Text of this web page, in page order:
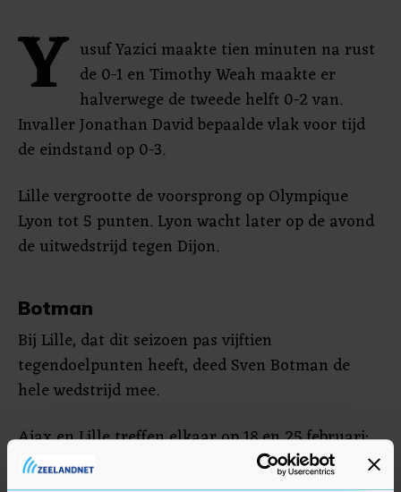
Y usuf Yazici maakte tien minuten na rust
de 0-1 en Timothy Weah maakte er
halverwege de tweede helft 0-2 van.
Invaller Jonathan David bepaalde vlak voor tijd
de eindstand op 0-3.
Lille vergrootte de voorsprong op Olympique
Lyon tot 5 punten. Lyon wacht later op de avond
de uitwedstrijd tegen Dijon.
Botman
Bij Lille, dat dit seizoen pas vijftien
tegendoelpunten heeft, deed Sven Botman de
hele wedstrijd mee.
Ajax en Lille treffen elkaar op 18 en 25 februari;
eerst in Frankrijk, een week later in Amsterdam.